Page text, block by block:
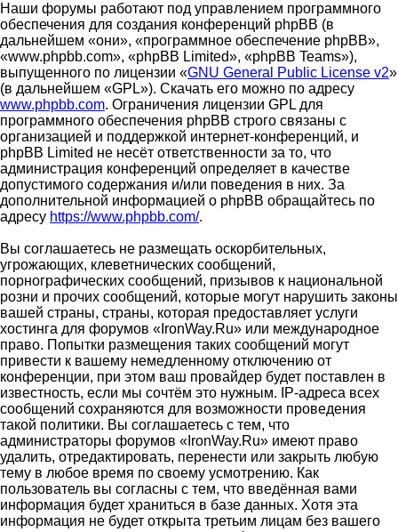
Наши форумы работают под управлением программного
обеспечения для создания конференций phpBB (в
дальнейшем «они», «программное обеспечение phpBB»,
«www.phpbb.com», «phpBB Limited», «phpBB Teams»),
выпущенного по лицензии «GNU General Public License v2»
(в дальнейшем «GPL»). Скачать его можно по адресу
www.phpbb.com. Ограничения лицензии GPL для
программного обеспечения phpBB строго связаны с
организацией и поддержкой интернет-конференций, и
phpBB Limited не несёт ответственности за то, что
администрация конференций определяет в качестве
допустимого содержания и/или поведения в них. За
дополнительной информацией о phpBB обращайтесь по
адресу https://www.phpbb.com/.
Вы соглашаетесь не размещать оскорбительных,
угрожающих, клеветнических сообщений,
порнографических сообщений, призывов к национальной
розни и прочих сообщений, которые могут нарушить законы
вашей страны, страны, которая предоставляет услуги
хостинга для форумов «IronWay.Ru» или международное
право. Попытки размещения таких сообщений могут
привести к вашему немедленному отключению от
конференции, при этом ваш провайдер будет поставлен в
известность, если мы сочтём это нужным. IP-адреса всех
сообщений сохраняются для возможности проведения
такой политики. Вы соглашаетесь с тем, что
администраторы форумов «IronWay.Ru» имеют право
удалить, отредактировать, перенести или закрыть любую
тему в любое время по своему усмотрению. Как
пользователь вы согласны с тем, что введённая вами
информация будет храниться в базе данных. Хотя эта
информация не будет открыта третьим лицам без вашего